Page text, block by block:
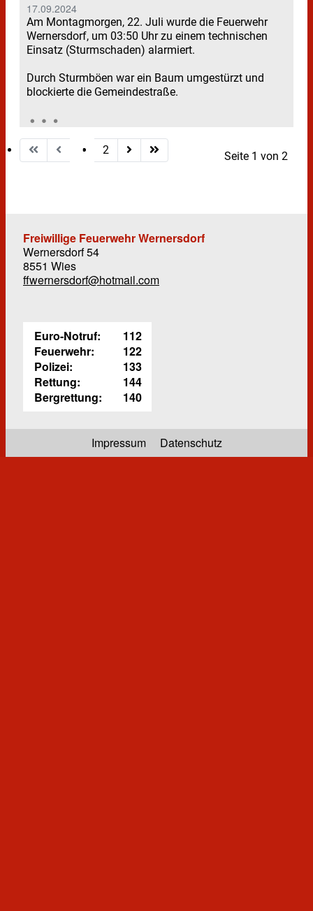
17.09.2024
Am Montagmorgen, 22. Juli wurde die Feuerwehr
Wernersdorf, um 03:50 Uhr zu einem technischen
Einsatz (Sturmschaden) alarmiert.
Durch Sturmböen war ein Baum umgestürzt und
blockierte die Gemeindestraße.
Seite 1 von 2
1 2
Freiwillige Feuerwehr Wernersdorf
Wernersdorf 54
8551 Wies
ffwernersdorf@hotmail.com
Euro-Notruf:
112
Feuerwehr:
122
Polizei:
133
Rettung:
144
Bergrettung:
140
Impressum Datenschutz